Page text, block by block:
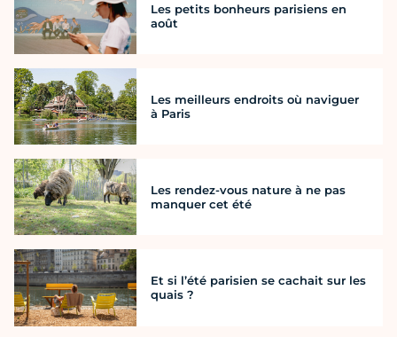
Les petits bonheurs parisiens en
août
Les meilleurs endroits où naviguer
à Paris
Les rendez-vous nature à ne pas
manquer cet été
Et si l’été parisien se cachait sur les
quais ?